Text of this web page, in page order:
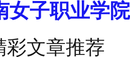
女子职业学院
彩文章推荐